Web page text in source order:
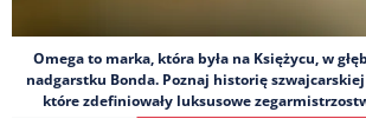
Omega to marka, która była na Księżycu, w
nadgarstku Bonda. Poznaj historię
które zdefiniowały luksusowe